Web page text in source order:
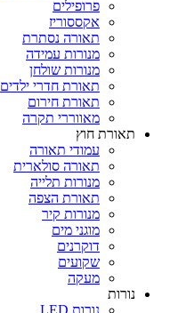
פרופילים
אקססוריז
תאורה נסתרת
מנורות עמידה
מנורות שולחן
תאורת חדרי ילדים
תאורת חירום
מאווררי תקרה
תאורת חוץ
עמודי תאורה
תאורה סולארית
מנורות תלייה
תאורת הצפה
מנורות קיר
מוגני מים
דוקרנים
שקועים
מעקה
נורות